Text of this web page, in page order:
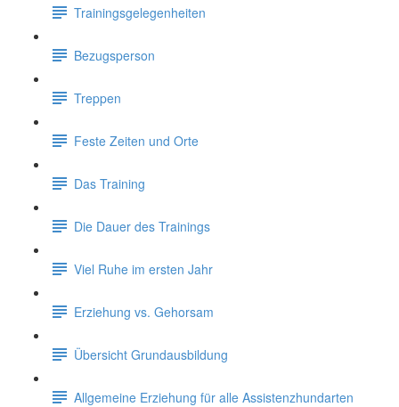
Trainingsgelegenheiten
Bezugsperson
Treppen
Feste Zeiten und Orte
Das Training
Die Dauer des Trainings
Viel Ruhe im ersten Jahr
Erziehung vs. Gehorsam
Übersicht Grundausbildung
Allgemeine Erziehung für alle Assistenzhundarten